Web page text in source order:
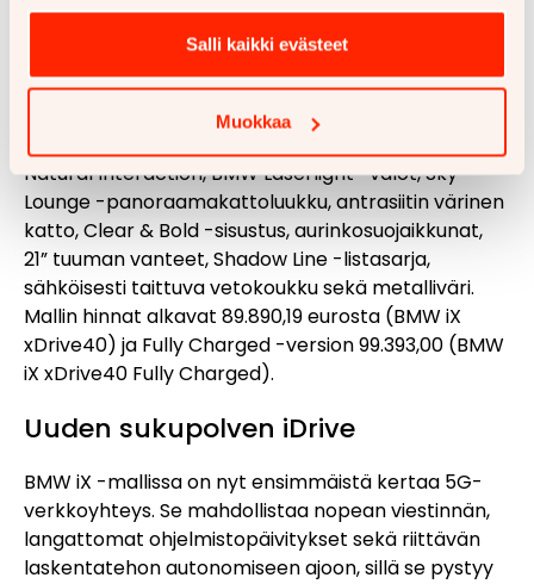
Salli kaikki evästeet
Muokkaa
Suomessa tarjotaan aluksi vakiomallia ja Fully
Charged-versiota. Se sisältää seuraavat varusteet:
Comfort Access, Parking Assistant Plus, 4-alueinen
ilmastointi, Heat Comfort -paketti, Driving Assistant
Natural Interaction, BMW Laserlight -valot, Sky
Lounge -panoraamakattoluukku, antrasiitin värinen
katto, Clear & Bold -sisustus, aurinkosuojaikkunat,
21” tuuman vanteet, Shadow Line -listasarja,
sähköisesti taittuva vetokoukku sekä metalliväri.
Mallin hinnat alkavat 89.890,19 eurosta (BMW iX
xDrive40) ja Fully Charged -version 99.393,00 (BMW
iX xDrive40 Fully Charged).
Uuden sukupolven iDrive
BMW iX -mallissa on nyt ensimmäistä kertaa 5G-
verkkoyhteys. Se mahdollistaa nopean viestinnän,
langattomat ohjelmistopäivitykset sekä riittävän
laskentatehon autonomiseen ajoon, sillä se pystyy